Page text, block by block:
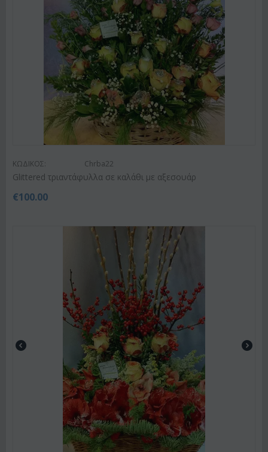
ΚΩΔΙΚΟΣ: Chrba22
Glittered τριαντάφυλλα σε καλάθι με αξεσουάρ
€100.00